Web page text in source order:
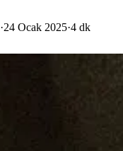
·24 Ocak 2025·4 dk